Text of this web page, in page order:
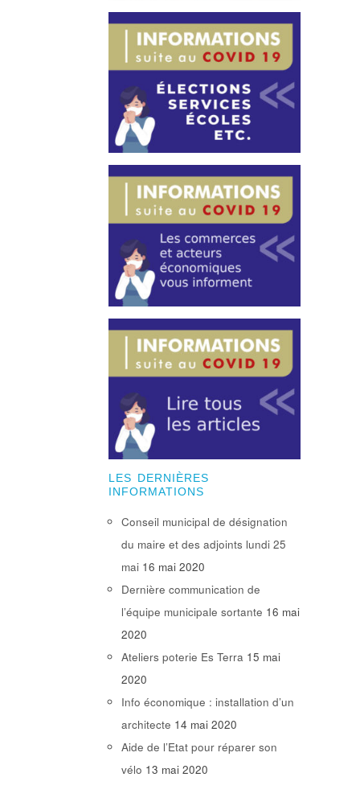
LES DERNIÈRES
INFORMATIONS
Conseil municipal de désignation
du maire et des adjoints lundi 25
mai 16 mai 2020
Dernière communication de
l’équipe municipale sortante 16 mai
2020
Ateliers poterie Es Terra 15 mai
2020
Info économique : installation d’un
architecte 14 mai 2020
Aide de l’Etat pour réparer son
vélo 13 mai 2020